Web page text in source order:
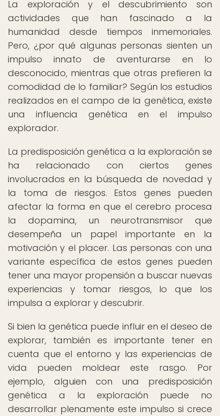
La exploración y el descubrimiento son
actividades que han fascinado a la
humanidad desde tiempos inmemoriales.
Pero, ¿por qué algunas personas sienten un
impulso innato de aventurarse en lo
desconocido, mientras que otras prefieren la
comodidad de lo familiar? Según los estudios
realizados en el campo de la genética, existe
una influencia genética en el impulso
explorador.
La predisposición genética a la exploración se
ha relacionado con ciertos genes
involucrados en la búsqueda de novedad y
la toma de riesgos. Estos genes pueden
afectar la forma en que el cerebro procesa
la dopamina, un neurotransmisor que
desempeña un papel importante en la
motivación y el placer. Las personas con una
variante específica de estos genes pueden
tener una mayor propensión a buscar nuevas
experiencias y tomar riesgos, lo que los
impulsa a explorar y descubrir.
Si bien la genética puede influir en el deseo de
explorar, también es importante tener en
cuenta que el entorno y las experiencias de
vida pueden moldear este rasgo. Por
ejemplo, alguien con una predisposición
genética a la exploración puede no
desarrollar plenamente este impulso si crece